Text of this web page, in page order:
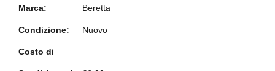
Marca: Beretta
Condizione: Nuovo
Costo di